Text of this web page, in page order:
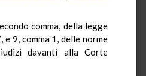
comma, della legge
e 9, comma 1, delle norme
davanti alla Corte